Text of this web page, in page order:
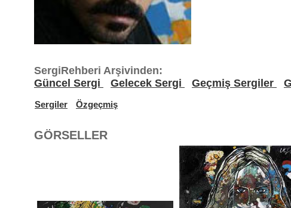
SergiRehberi Arşivinden:
Güncel Sergi
Gelecek Sergi Geçmiş Sergiler
Sergiler Özgeçmiş
GÖRSELLER